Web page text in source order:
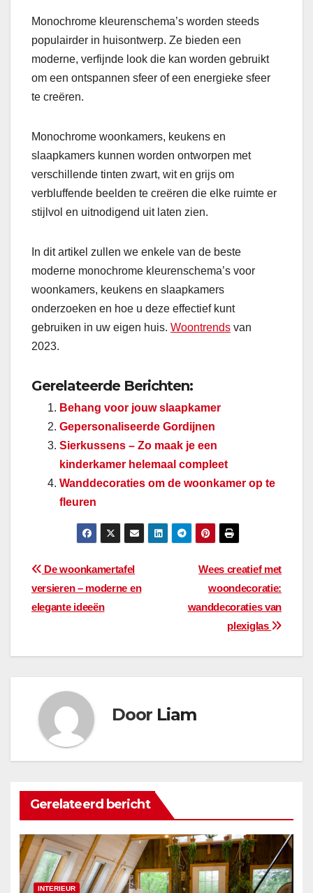
Monochrome kleurenschema’s worden steeds
populairder in huisontwerp. Ze bieden een
moderne, verfijnde look die kan worden gebruikt
om een ontspannen sfeer of een energieke sfeer
te creëren.
Monochrome woonkamers, keukens en
slaapkamers kunnen worden ontworpen met
verschillende tinten zwart, wit en grijs om
verbluffende beelden te creëren die elke ruimte er
stijlvol en uitnodigend uit laten zien.
In dit artikel zullen we enkele van de beste
moderne monochrome kleurenschema’s voor
woonkamers, keukens en slaapkamers
onderzoeken en hoe u deze effectief kunt
gebruiken in uw eigen huis. Woontrends van
2023.
Gerelateerde Berichten:
Behang voor jouw slaapkamer
Gepersonaliseerde Gordijnen
Sierkussens – Zo maak je een
kinderkamer helemaal compleet
Wanddecoraties om de woonkamer op te
fleuren
Bericht
navigatie
Wees creatief met
woondecoratie:
wanddecoraties van
plexiglas
De woonkamertafel
versieren – moderne en
elegante ideeën
Door Liam
Gerelateerd bericht
INTERIEUR